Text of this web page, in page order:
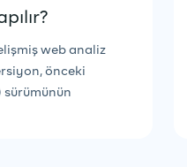
web analiz
önceki